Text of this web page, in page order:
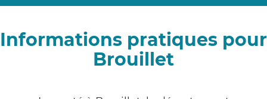
Informations pratiques pour
Brouillet